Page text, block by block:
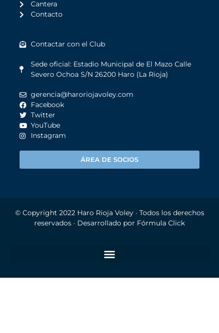
Cantera
Contacto
Contactar con el Club
Sede oficial: Estadio Municipal de El Mazo Calle
Severo Ochoa S/N 26200 Haro (La Rioja)
gerencia@haroriojavoley.com
Facebook
Twitter
YouTube
Instagram
ÁREA DE SOCIOS
© Copyright 2022 Haro Rioja Voley· Todos los derechos
reservados · Desarrollado por Fórmula Click